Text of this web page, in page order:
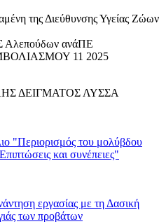
της Διεύθυνσης Υγείας Ζώων
"Περιορισμός του μολύβδου
και συνέπειες"
εργασίας με τη Δασική
των προβάτων